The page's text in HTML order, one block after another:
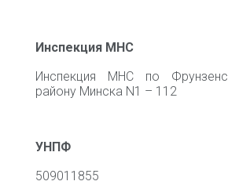
Инспекция МНС
Инспекция МНС по
району Минска N1 – 112
УНПФ
509011855